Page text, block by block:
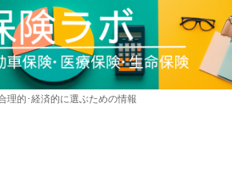
理的･経済的に選ぶための情報